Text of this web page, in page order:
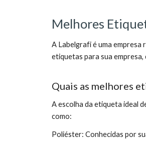
Melhores
A Labelgrafi é uma
etiquetas para sua
Quais as melhores
A escolha da etiqueta ideal
como:
Poliéster: Conhecidas por